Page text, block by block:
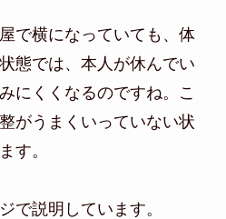
で横になっていても、体
態では、本人が休んでい
にくくなるのですね。こ
がうまくいっていない状
す。
で説明しています。